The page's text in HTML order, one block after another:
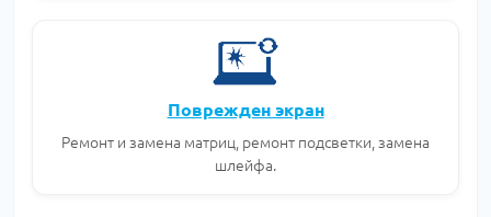
Поврежден экран
Ремонт и замена матриц, ремонт подсветки, замена
шлейфа.